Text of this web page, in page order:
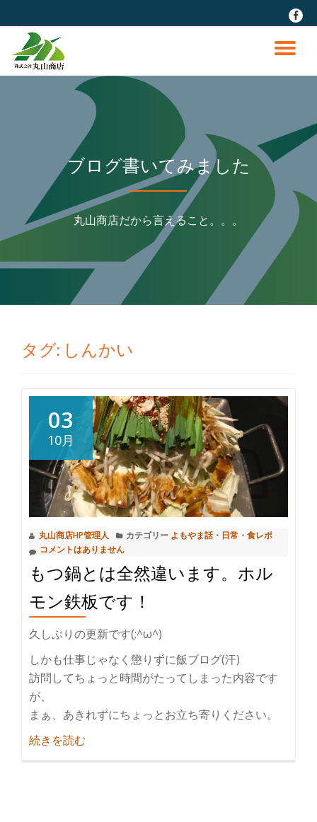
ン
fa-
ナ
ゲ
ー
シ
ョ
替
ブログ書いてみました
丸山商店だから言えること。。。
タグ: しんかい
03
10月
丸山商店HP管理人 カテゴリー よもやま話・ 日常 ・ 食レポ
コメントはありません
もつ鍋とは全然違います。ホル
モン鉄板です！
久しぶりの更新です(;^ω^)
しかも仕事じゃなく懲りずに飯ブログ(汗)
訪問してちょっと時間がたってしまった内容です
が、
まぁ、あきれずにちょっとお立ち寄りください。
続きを読む